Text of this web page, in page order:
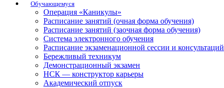
Обучающемуся
Операция «Каникулы»
Расписание занятий (очная форма обучения)
Расписание занятий (заочная форма обучения)
Система электронного обучения
Расписание экзаменационной сессии и консультаций
Бережливый техникум
Демонстрационный экзамен
НСК — конструктор карьеры
Академический отпуск